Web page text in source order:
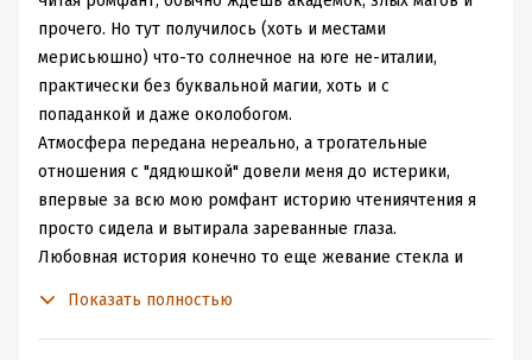
прочего. Но тут получилось (хоть и местами
мерисьюшно) что-то солнечное на юге не-италии,
практически без буквальной магии, хоть и с
попаданкой и даже околобогом.
Атмосфера передана нереально, а трогательные
отношения с "дядюшкой" довели меня до истерики,
впервые за всю мою ромфант историю чтениячтения я
просто сидела и вытирала зареванные глаза.
Любовная история конечно то еще жевание стекла и
Показать полностью